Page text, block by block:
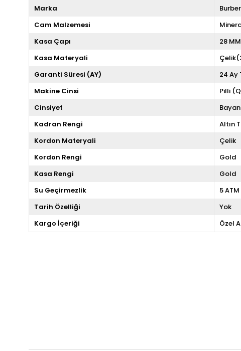
Marka
Cam Malzemesi
Kasa Çapı
28 MM
Kasa Materyali
Garanti Süresi (AY)
24 Ay
Makine Cinsi
Pilli
Cinsiyet
Bayan
Kadran Rengi
Altın
Kordon Materyali
Çelik
Kordon Rengi
Gold
Kasa Rengi
Gold
Su Geçirmezlik
5 ATM
Tarih Özelliği
Yok
Kargo İçeriği
Özel